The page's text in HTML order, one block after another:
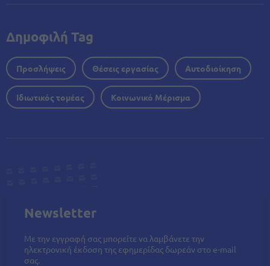
Δημοφιλή Tag
Προσλήψεις Θέσεις εργασίας Αυτοδιοίκηση
Ιδιωτικός τομέας Κοινωνικό Μέρισμα
Newsletter
Με την εγγραφή σας μπορείτε να λαμβάνετε την
ηλεκτρονική έκδοση της εφημερίδας δωρεάν στο e-mail
σας.